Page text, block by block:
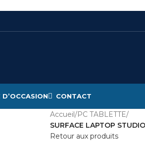
D’OCCASION CONTACT
Accueil/PC TABLETTE/
SURFACE LAPTOP
Retour aux produits